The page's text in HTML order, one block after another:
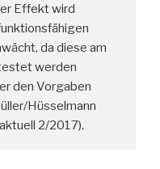
Effekt wird
da diese am
werden
den Vorgaben
Hüsselmann
2/2017).